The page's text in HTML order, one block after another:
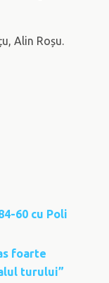
Alin Roșu.
60 cu Poli
foarte
turului”